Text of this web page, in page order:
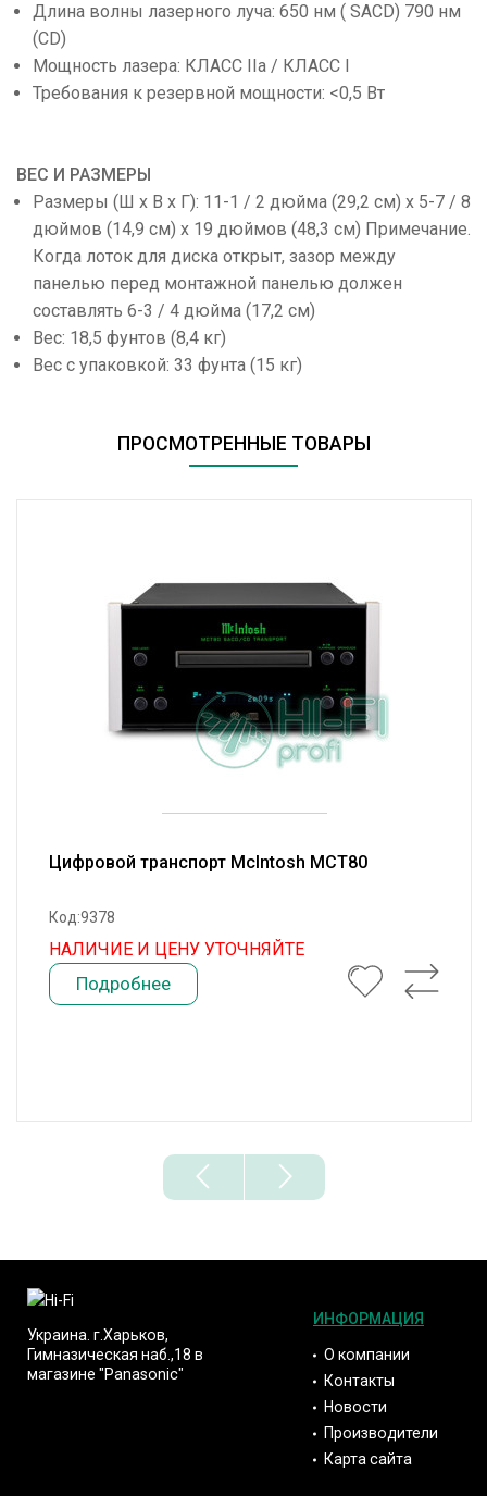
Длина волны лазерного луча: 650 нм ( SACD) 790 нм
(CD)
Мощность лазера: КЛАСС IIa / КЛАСС I
Требования к резервной мощности: <0,5 Вт
ВЕС И РАЗМЕРЫ
Размеры (Ш x В x Г): 11-1 / 2 дюйма (29,2 см) x 5-7 / 8
дюймов (14,9 см) x 19 дюймов (48,3 см) Примечание.
Когда лоток для диска открыт, зазор между
панелью перед монтажной панелью должен
составлять 6-3 / 4 дюйма (17,2 см)
Вес: 18,5 фунтов (8,4 кг)
Вес с упаковкой: 33 фунта (15 кг)
ПРОСМОТРЕННЫЕ ТОВАРЫ
Цифровой транспорт McIntosh MCT80
Код:9378
НАЛИЧИЕ И ЦЕНУ УТОЧНЯЙТЕ
Подробнее
Украина. г.Харьков,
Гимназическая наб.,18 в
магазине "Panasonic"
ИНФОРМАЦИЯ
О компании
Контакты
Новости
Производители
Карта сайта